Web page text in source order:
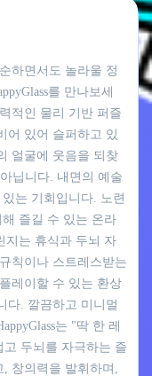
하면서도 놀라울 정
를 만나보세
적인 물리 기반 퍼즐
어 있어 슬퍼하고 있
얼굴에 웃음을 되찾
닙니다. 내면의 예술
는 기회입니다. 노련
즐길 수 있는 온라
지는 휴식과 두뇌 자
칙이나 스트레스받는
레이할 수 있는 환상
다. 깔끔하고 미니멀
는 "딱 한 레
두뇌를 자극하는 즐
창의력을 발휘하며,